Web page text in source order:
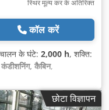
स्थिर मूल्य कर के अतिरिक्त
कॉल करें
के घंटे: 2,000 h, शक्ति:
कैबिन,
छोटा विज्ञापन